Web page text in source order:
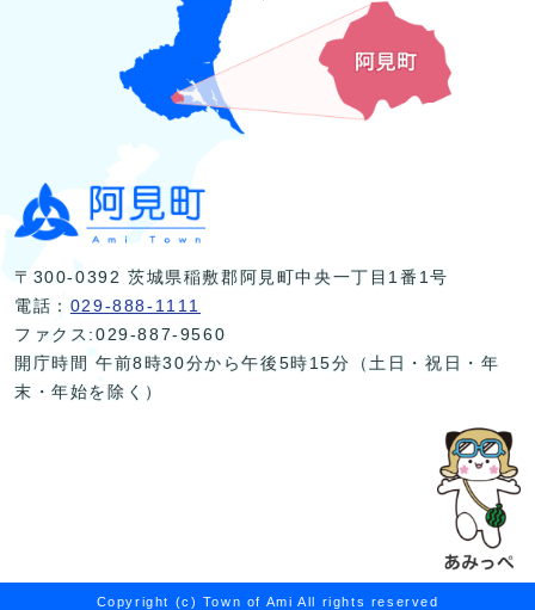
〒300-0392 茨城県稲敷郡阿見町中央一丁目1番1号
電話： 029-888-1111
ファクス:029-887-9560
開庁時間 午前8時30分から午後5時15分（土日・祝日・年
末・年始を除く）
Copyright (c) Town of Ami All rights reserved